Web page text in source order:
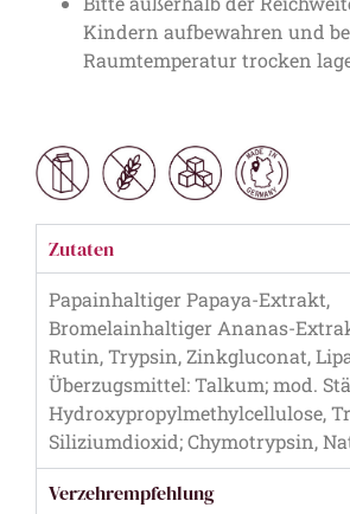
Kindern aufbewahren und
Raumtemperatur trocken
Zutaten
Papainhaltiger Papaya-Extrakt,
Bromelainhaltiger Ananas-
Rutin, Trypsin, Zinkgluconat,
Überzugsmittel: Talkum; mod.
Hydroxypropylmethylcellulose,
Siliziumdioxid; Chymotrypsin,
Verzehrempfehlung